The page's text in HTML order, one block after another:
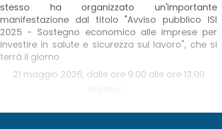
stesso ha organizzato un'importante
manifestazione dal titolo "Avviso pubblico ISI
2025 - Sostegno economico alle imprese per
investire in salute e sicurezza sul lavoro", che si
terrà il giorno
21 maggio 2026, dalle ore 9:00 alle ore 13:00